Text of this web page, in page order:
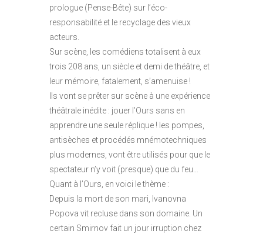
prologue (Pense-Bête) sur l’éco-
responsabilité et le recyclage des vieux
acteurs.
Sur scène, les comédiens totalisent à eux
trois 208 ans, un siècle et demi de théâtre, et
leur mémoire, fatalement, s’amenuise !
Ils vont se prêter sur scène à une expérience
théâtrale inédite : jouer l’Ours sans en
apprendre une seule réplique ! les pompes,
antisèches et procédés mnémotechniques
plus modernes, vont être utilisés pour que le
spectateur n’y voit (presque) que du feu…
Quant à l’Ours, en voici le thème :
Depuis la mort de son mari, Ivanovna
Popova vit recluse dans son domaine. Un
certain Smirnov fait un jour irruption chez